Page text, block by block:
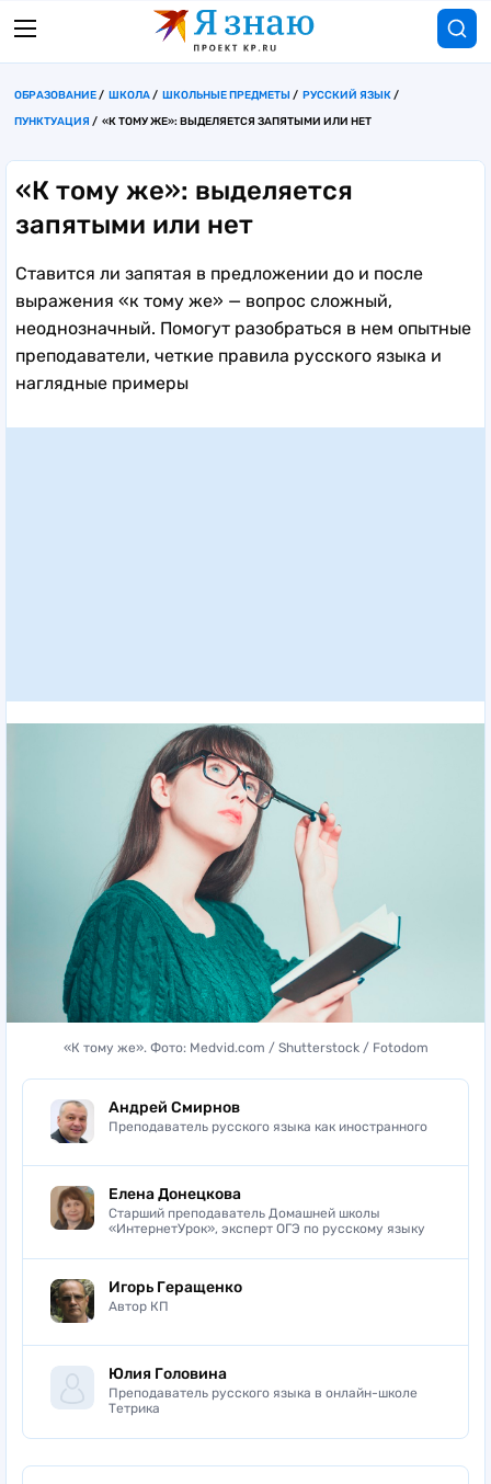
ОБРАЗОВАНИЕ ШКОЛА ШКОЛЬНЫЕ ПРЕДМЕТЫ
РУССКИЙ ЯЗЫК
ПУНКТУАЦИЯ
«К ТОМУ ЖЕ»: ВЫДЕЛЯЕТСЯ ЗАПЯТЫМИ ИЛИ НЕТ
«К тому же»: выделяется
запятыми или нет
Ставится ли запятая в предложении до и после
выражения «к тому же» — вопрос сложный,
неоднозначный. Помогут разобраться в нем опытные
преподаватели, четкие правила русского языка и
наглядные примеры
«К тому же». Фото: Medvid.com / Shutterstock / Fotodom
Андрей Смирнов
Преподаватель русского языка как иностранного
Елена Донецкова
Старший преподаватель Домашней школы
«ИнтернетУрок», эксперт ОГЭ по русскому языку
Игорь Геращенко
Автор КП
Юлия Головина
Преподаватель русского языка в онлайн-школе
Тетрика